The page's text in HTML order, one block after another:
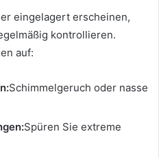
eingelagert erscheinen,
kontrollieren.
auf:
Schimmelgeruch oder nasse
Spüren Sie extreme